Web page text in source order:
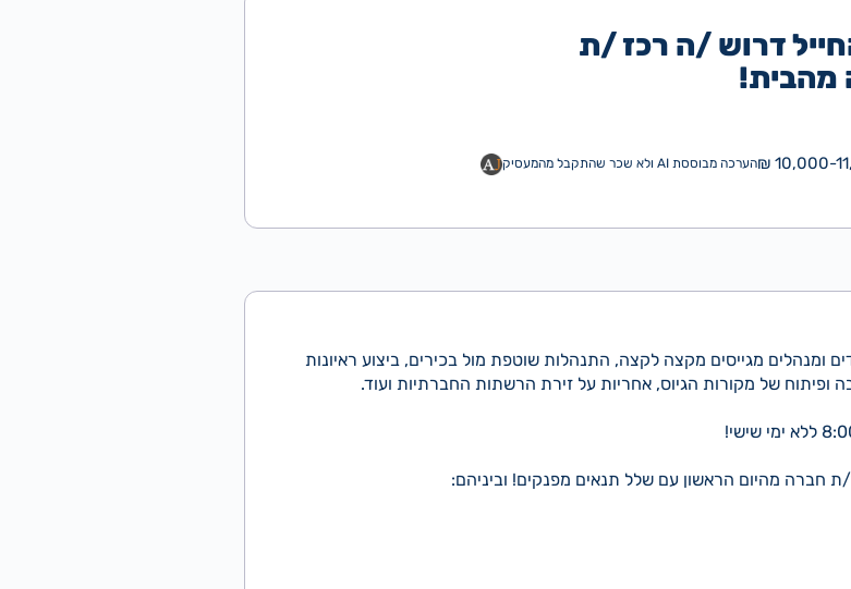
דרוש /ה רכז /ת
10,000- הערכה מבוססת AI ולא שכר שהתקבל מהמעסיק
ומנהלים מגייסים מקצה לקצה, התנהלות שוטפת מול בכירים, ביצוע ראיונות
ופיתוח של מקורות הגיוס, אחריות על זירת הרשתות החברתיות ועוד.